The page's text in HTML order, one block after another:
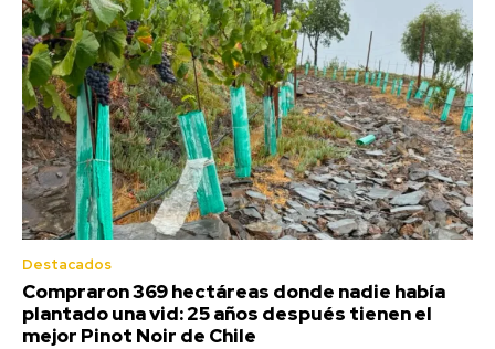
Destacados
Compraron 369 hectáreas donde nadie había
plantado una vid: 25 años después tienen el
mejor Pinot Noir de Chile